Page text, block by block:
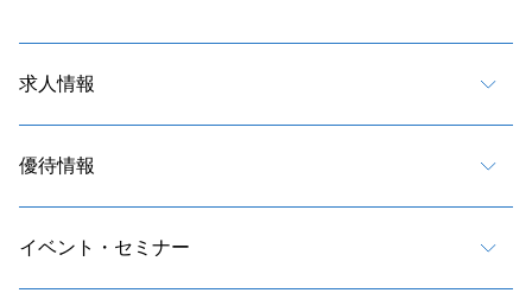
求人情報
優待情報
イベント・セミナー